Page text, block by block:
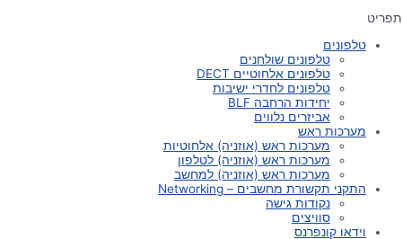
תפריט
טלפונים
טלפונים שולחנים
טלפונים אלחוטיים DECT
טלפונים לחדרי ישיבות
יחידות הרחבה BLF
אביזרים נלווים
מערכות ראש
מערכות ראש (אוזניה) אלחוטיות
מערכות ראש (אוזניה) לטלפון
מערכות ראש (אוזניה) למחשב
התקני תקשורת מחשבים – Networking
נקודות גישה
סוויצים
וידאו קונפרנס